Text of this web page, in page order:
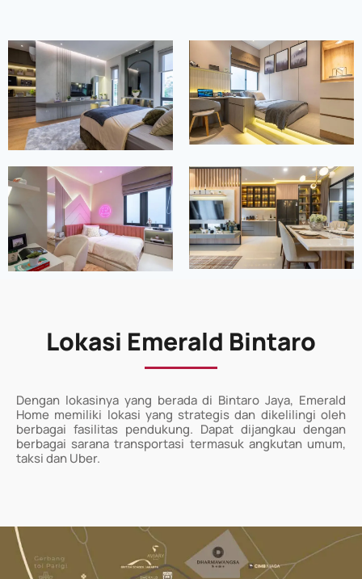
Lokasi Emerald Bintaro
Dengan lokasinya yang berada di Bintaro Jaya, Emerald
Home memiliki lokasi yang strategis dan dikelilingi oleh
berbagai fasilitas pendukung. Dapat dijangkau dengan
berbagai sarana transportasi termasuk angkutan umum,
taksi dan Uber.